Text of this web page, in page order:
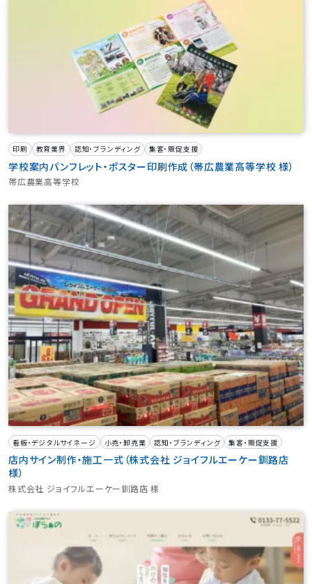
印刷 教育業界 認知・ブランディング 集客・販促支援
学校案内パンフレット・ポスター印刷作成（帯広農業高等学校 様）
帯広農業高等学校
看板・デジタルサイネージ 小売・卸売業 認知・ブランディング 集客・販促支援
店内サイン制作・施工一式（株式会社 ジョイフルエーケー釧路店
様）
株式会社 ジョイフルエーケー釧路店 様